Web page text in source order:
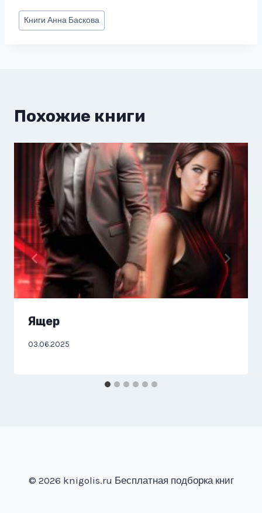
Метки
записи:
КнигиАнна Баскова
Похожие книги
Ящер
03.06.2025
© 2026 knigolis.ru Бесплатная подборка книг